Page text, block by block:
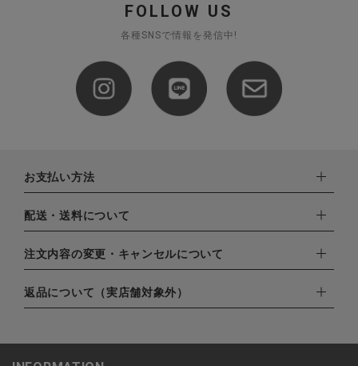
FOLLOW US
各種SNSで情報を発信中!
お支払い方法
下記お支払い方法よりお選びいただけます。
・クレジットカード（VISA,mastercard,JCB,AMERICAN
EXPRESS,Diners Club）
・amazonペイメント
・楽天ペイ
・PayPay
配送・送料について
配達業者：日本郵便
北海道：1,400円
注文内容の変更・キャンセルについて
ご注文日当日から翌日のAM9:00までにご連絡頂いた場合はキャ
ンセルは可能です。
返品について（実店舗対象外）